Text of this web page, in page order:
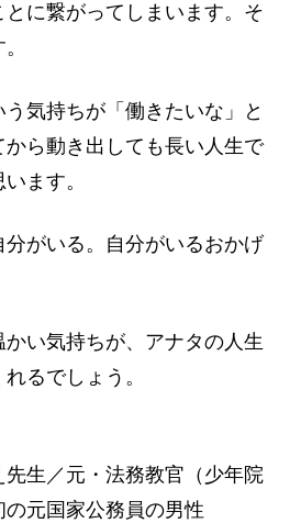
に繋がってしまいます。そ
う気持ちが「働きたいな」と
ら動き出しても長い人生で
ます。
がいる。自分がいるおかげ
い気持ちが、アナタの人生
るでしょう。
生／元・法務教官（少年院
元国家公務員の男性